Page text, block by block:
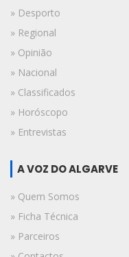
» Desporto
» Regional
» Opinião
» Nacional
» Classificados
» Horóscopo
» Entrevistas
A VOZ DO ALGARVE
» Quem Somos
» Ficha Técnica
» Parceiros